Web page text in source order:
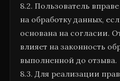
8.2. Пользователь
на обработку данных,
основана на согласии.
влияет на законность
выполненной до отзыва.
8.3. Для реализации